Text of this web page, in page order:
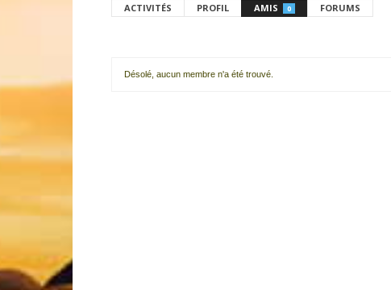
ACTIVITÉS PROFIL AMIS 0 FORUMS
Désolé, aucun membre n'a été trouvé.